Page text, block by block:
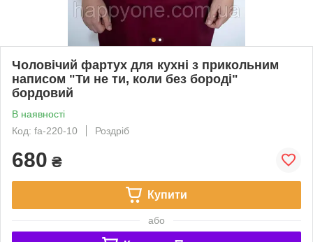
Чоловічий фартух для кухні з прикольним
написом "Ти не ти, коли без бороді"
бордовий
В наявності
Код: fa-220-10
Роздріб
680 ₴
Купити
або